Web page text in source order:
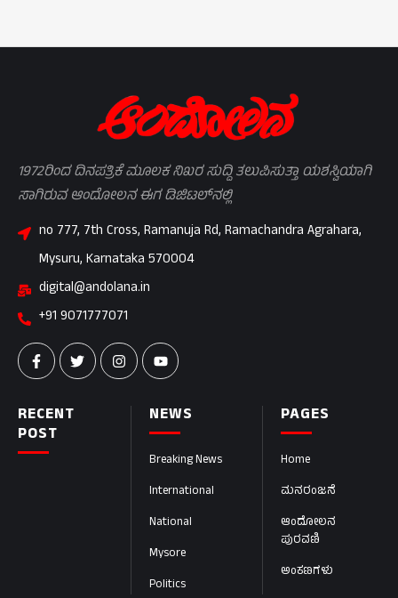
PAGES
Home
ಮನರಂಜನೆ
ಆಂದೋಲನ
ಪುರವಣಿ
ಅಂಕಣಗಳು
NEWS
Breaking News
International
National
Mysore
Politics
RECENT
POST
1972ರಿಂದ ದಿನಪತ್ರಿಕೆ ಮೂಲಕ ನಿಖರ ಸುದ್ದಿ ತಲುಪಿಸುತ್ತಾ ಯಶಸ್ವಿಯಾಗಿ
ಸಾಗಿರುವ ಆಂದೋಲನ ಈಗ ಡಿಜಿಟಲ್‌ನಲ್ಲಿ
no 777, 7th Cross, Ramanuja Rd, Ramachandra Agrahara,
Mysuru, Karnataka 570004
digital@andolana.in
+91 9071777071